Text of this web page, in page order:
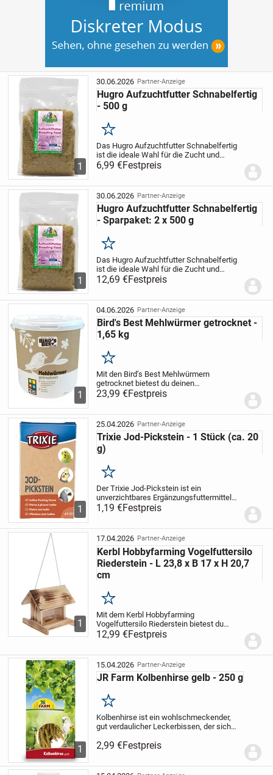
1
30.06.2026 Partner-Anzeige
Hugro Aufzuchtfutter Schnabelfertig
- 500 g
Merken
Das Hugro Aufzuchtfutter Schnabelfertig
ist die ideale Wahl für die Zucht und
Aufzucht von Kanarienvögel, exotischen
Prachtfinken, Waldvögel und vielen
Futterversorgt...
6,99 €Festpreis
1
30.06.2026 Partner-Anzeige
Hugro Aufzuchtfutter Schnabelfertig
- Sparpaket: 2 x 500 g
Merken
Das Hugro Aufzuchtfutter Schnabelfertig
ist die ideale Wahl für die Zucht und
Aufzucht von Kanarienvögel, exotischen
Prachtfinken, Waldvögel und vielen
Futterversorgt...
12,69 €Festpreis
1
04.06.2026 Partner-Anzeige
Bird's Best Mehlwürmer getrocknet -
1,65 kg
Merken
Mit den Bird’s Best Mehlwürmern
getrocknet bietest du deinen
Gartenvögeln eine besonders nahrhafte
und natürliche Ergänzung. Die
Eiweiß und Fetten – eine...
23,99 €Festpreis
1
25.04.2026 Partner-Anzeige
Trixie Jod-Pickstein - 1 Stück (ca. 20
g)
Merken
Der Trixie Jod-Pickstein ist ein
unverzichtbares Ergänzungsfuttermittel
für Vögel. Als reines Naturprodukt
unterstützt er nicht nur die natürliche
die Mineralsto...
1,19 €Festpreis
1
17.04.2026 Partner-Anzeige
Kerbl Hobbyfarming Vogelfuttersilo
Riederstein - L 23,8 x B 17 x H 20,7
cm
Merken
Mit dem Kerbl Hobbyfarming
Vogelfuttersilo Riederstein bietest du
heimischen Wildvögeln eine zuverlässige
Futterquelle – ideal für die kalte
der transparenten...
12,99 €Festpreis
1
15.04.2026 Partner-Anzeige
JR Farm Kolbenhirse gelb - 250 g
Merken
Kolbenhirse ist ein wohlschmeckender,
gut verdaulicher Leckerbissen, der sich
Käfiggitter befestigen lässt (Klammer
2,99 €Festpreis